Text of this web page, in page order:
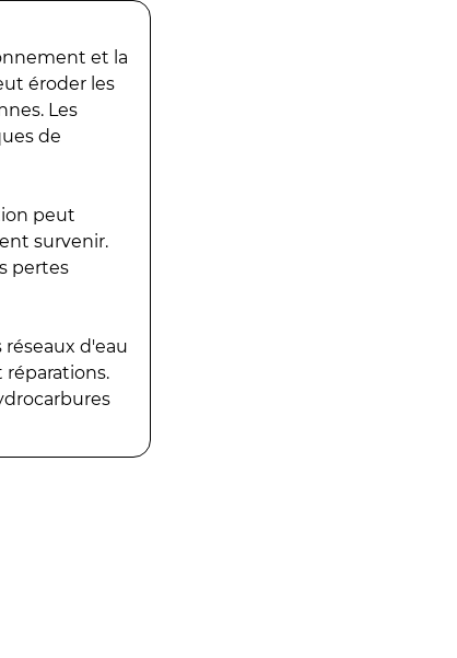
et la
éroder les
Les
de
peut
survenir.
pertes
d'eau